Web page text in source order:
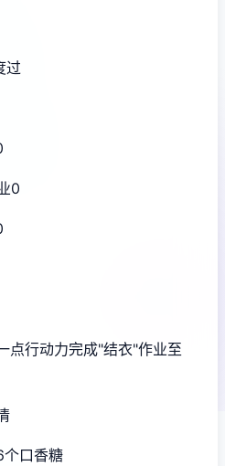
过
0
点行动力完成"结衣"作业至
口香糖